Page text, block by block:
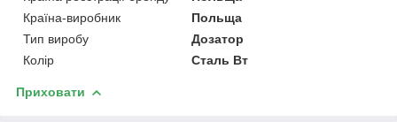
Країна-виробник
Польща
Тип виробу
Дозатор
Колір
Сталь Вт
Приховати